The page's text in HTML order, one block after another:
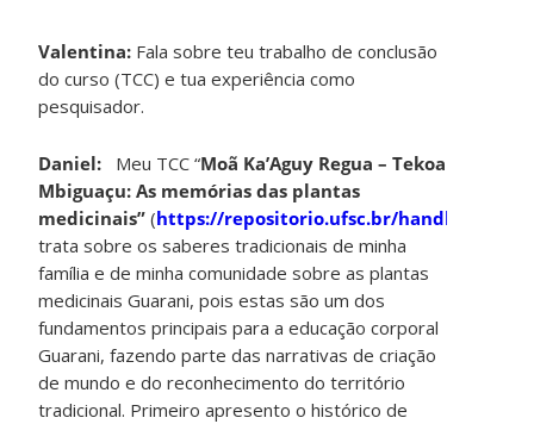
Valentina: Fala sobre teu trabalho de conclusão
do curso (TCC) e tua experiência como
pesquisador.
Daniel: Meu TCC “Moã Ka’Aguy Regua – Tekoa
Mbiguaçu: As memórias das plantas
medicinais”(https://repositorio.ufsc.br/handle/
trata sobre os saberes tradicionais de minha
família e de minha comunidade sobre as plantas
medicinais Guarani, pois estas são um dos
fundamentos principais para a educação corporal
Guarani, fazendo parte das narrativas de criação
de mundo e do reconhecimento do território
tradicional. Primeiro apresento o histórico de